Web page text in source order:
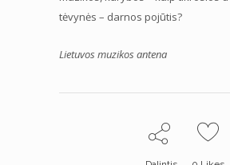
tėvynės – darnos pojūtis?
Lietuvos muzikos antena